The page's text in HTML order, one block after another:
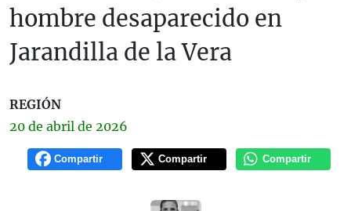
hombre desaparecido en
Jarandilla de la Vera
REGIÓN
20 de abril de 2026
Compartir Compartir Compartir